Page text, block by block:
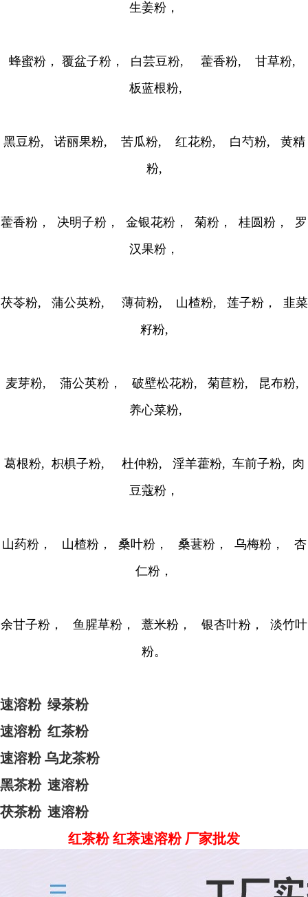
生姜粉，
蜂蜜粉， 覆盆子粉， 白芸豆粉, 藿香粉, 甘草粉,
板蓝根粉,
黑豆粉, 诺丽果粉, 苦瓜粉, 红花粉, 白芍粉, 黄精
粉,
藿香粉， 决明子粉， 金银花粉， 菊粉， 桂圆粉， 罗
汉果粉，
茯苓粉, 蒲公英粉, 薄荷粉, 山楂粉, 莲子粉， 韭菜
籽粉,
麦芽粉, 蒲公英粉， 破壁松花粉, 菊苣粉, 昆布粉,
养心菜粉,
葛根粉, 枳椇子粉, 杜仲粉, 淫羊藿粉, 车前子粉, 肉
豆蔻粉，
山药粉， 山楂粉， 桑叶粉， 桑葚粉， 乌梅粉， 杏
仁粉，
余甘子粉， 鱼腥草粉， 薏米粉， 银杏叶粉， 淡竹叶
粉。
速溶粉 绿茶粉
速溶粉 红茶粉
速溶粉 乌龙茶粉
黑茶粉 速溶粉
茯茶粉 速溶粉
红茶粉 红茶速溶粉 厂家批发